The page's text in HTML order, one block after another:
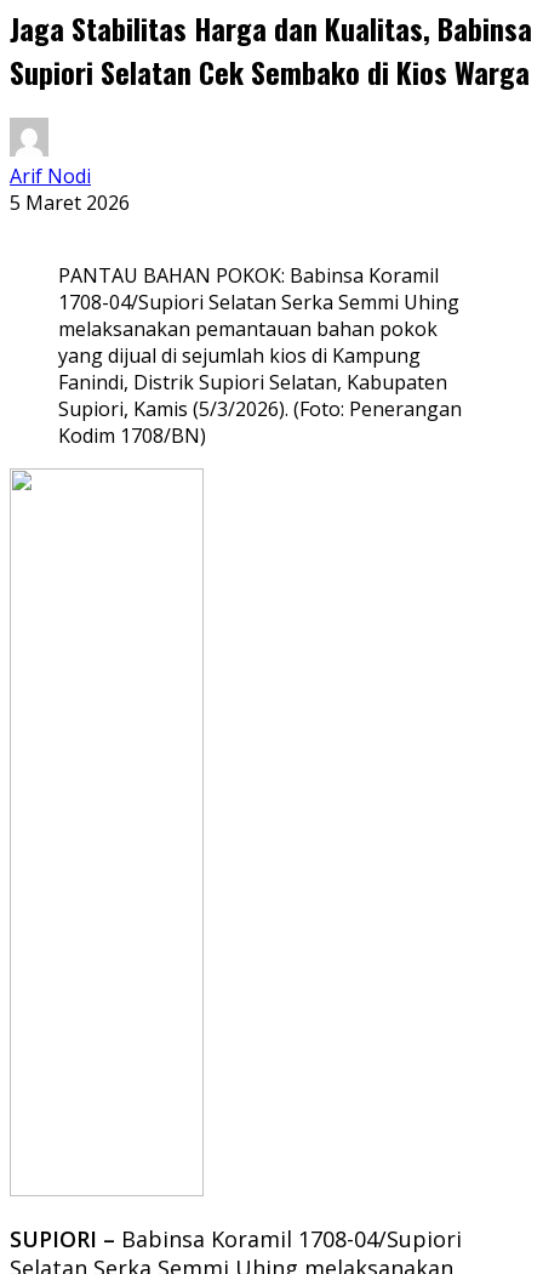
Jaga Stabilitas Harga dan Kualitas, Babinsa
Supiori Selatan Cek Sembako di Kios Warga
Arif Nodi
5 Maret 2026
PANTAU BAHAN POKOK: Babinsa Koramil
1708-04/Supiori Selatan Serka Semmi Uhing
melaksanakan pemantauan bahan pokok
yang dijual di sejumlah kios di Kampung
Fanindi, Distrik Supiori Selatan, Kabupaten
Supiori, Kamis (5/3/2026). (Foto: Penerangan
Kodim 1708/BN)
SUPIORI – Babinsa Koramil 1708-04/Supiori
Selatan Serka Semmi Uhing melaksanakan